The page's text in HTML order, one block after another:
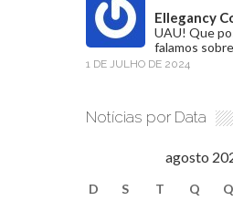
Ellegancy
UAU! Que
falamos
1 DE JULHO DE 2024
Notícias por Data
agosto
D S T Q Q